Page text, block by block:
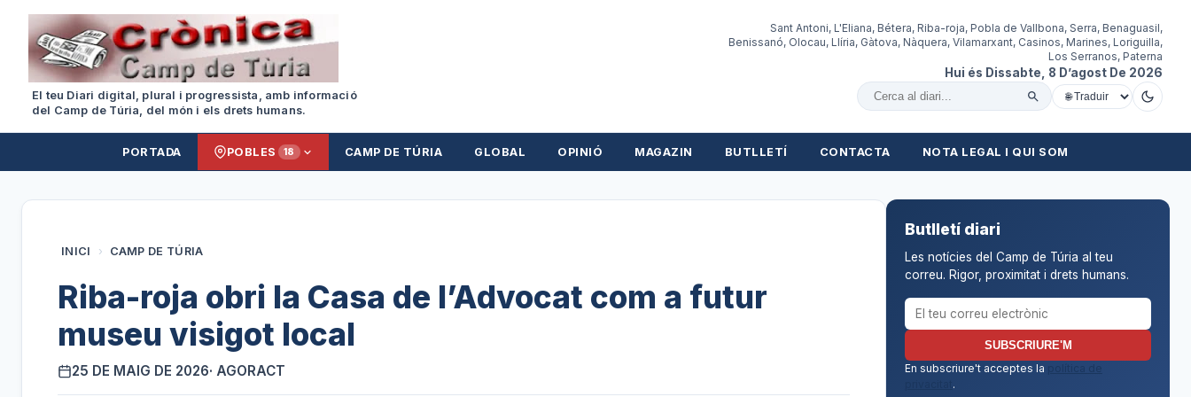
El teu Diari digital, plural i progressista, amb informació
del Camp de Túria, del món i els drets humans.
Sant Antoni, L'Eliana, Bétera, Riba-roja, Pobla de Vallbona, Serra, Benaguasil,
Benissanó, Olocau, Llíria, Gàtova, Nàquera, Vilamarxant, Casinos, Marines, Loriguilla,
Los Serranos, Paterna
Hui és Dissabte, 8 D’agost De 2026
Cercar al diari
PORTADA POBLES 18 CAMP DE TÚRIA GLOBAL OPINIÓ MAGAZIN BUTLLETÍ CONTACTA NOTA LEGAL I QUI SOM
INICI › CAMP DE TÚRIA
Riba-roja obri la Casa de l’Advocat com a futur
museu visigot local
25 DE MAIG DE 2026· AGORACT
Butlletí diari
Les notícies del Camp de Túria al teu
correu. Rigor, proximitat i drets humans.
Correu electrònic per al butlletí
SUBSCRIURE'M
En subscriure't acceptes la
política de
.